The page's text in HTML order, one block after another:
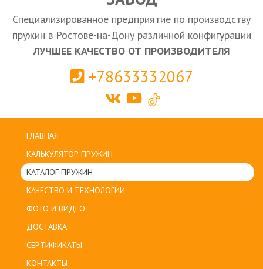
КАЛЬКУЛЯТОР ПРУЖИН
Ростов-на-Дону
Специализированное предприятие по производству
пружин в Ростове-на-Дону различной конфигурации
ЛУЧШЕЕ КАЧЕСТВО ОТ ПРОИЗВОДИТЕЛЯ
+78633332067
ГЛАВНАЯ
КАЛЬКУЛЯТОР ПРУЖИН
КАТАЛОГ ПРУЖИН
КАЧЕСТВО И ТЕХНОЛОГИИ
ФОТО И ВИДЕО
ДОСТАВКА
СЕРТИФИКАТЫ
КОНТАКТЫ